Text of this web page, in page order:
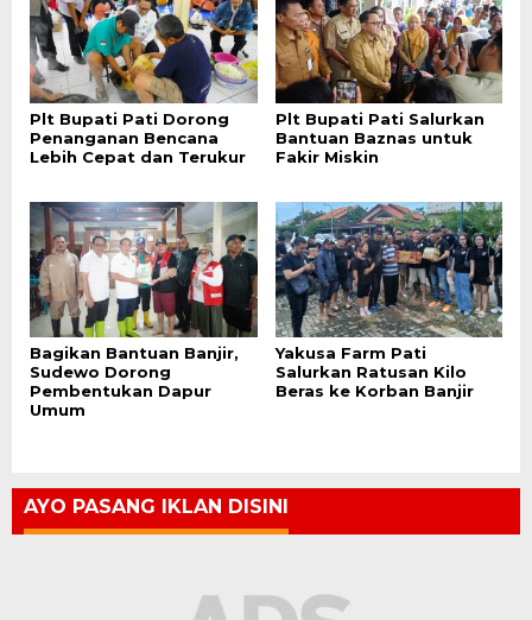
Plt Bupati Pati Dorong
Penanganan Bencana
Lebih Cepat dan Terukur
Plt Bupati Pati Salurkan
Bantuan Baznas untuk
Fakir Miskin
Bagikan Bantuan Banjir,
Sudewo Dorong
Pembentukan Dapur
Umum
Yakusa Farm Pati
Salurkan Ratusan Kilo
Beras ke Korban Banjir
AYO PASANG IKLAN DISINI